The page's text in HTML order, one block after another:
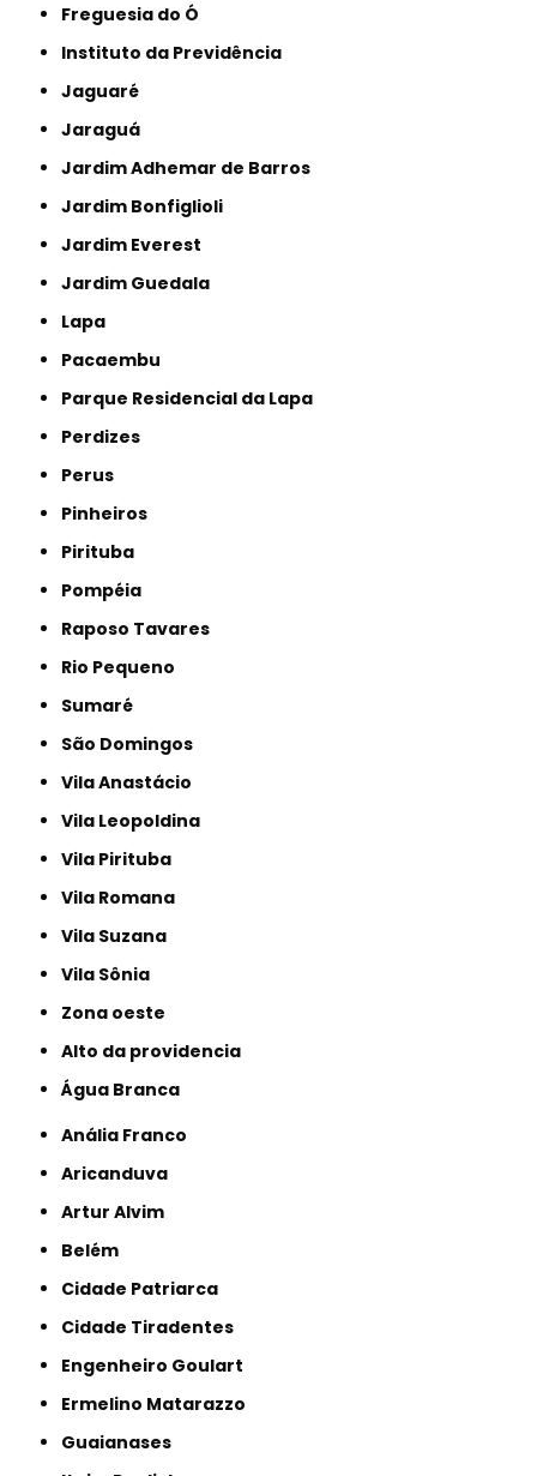
Freguesia do Ó
Instituto da Previdência
Jaguaré
Jaraguá
Jardim Adhemar de Barros
Jardim Bonfiglioli
Jardim Everest
Jardim Guedala
Lapa
Pacaembu
Parque Residencial da Lapa
Perdizes
Perus
Pinheiros
Pirituba
Pompéia
Raposo Tavares
Rio Pequeno
Sumaré
São Domingos
Vila Anastácio
Vila Leopoldina
Vila Pirituba
Vila Romana
Vila Suzana
Vila Sônia
Zona oeste
alto da providencia
Água Branca
Anália Franco
Aricanduva
Artur Alvim
Belém
Cidade Patriarca
Cidade Tiradentes
Engenheiro Goulart
Ermelino Matarazzo
Guaianases